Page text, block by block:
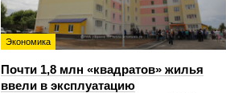
Экономика
Почти 1,8 млн «квадратов» жилья
ввели в эксплуатацию